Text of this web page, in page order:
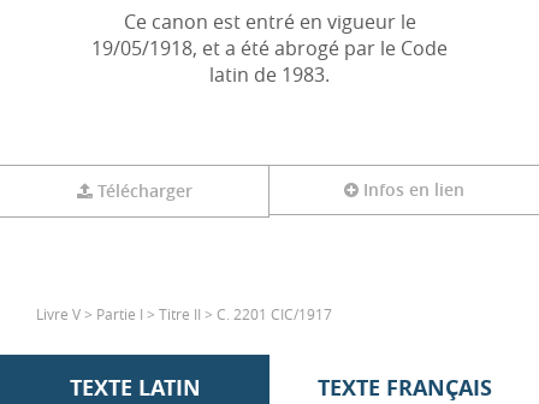
Ce canon est entré en vigueur le
19/05/1918, et a été abrogé par le Code
latin de 1983.
Télécharger Infos en lien
Livre V > Partie I > Titre II > C. 2201 CIC/1917
TEXTE LATIN TEXTE FRANÇAIS